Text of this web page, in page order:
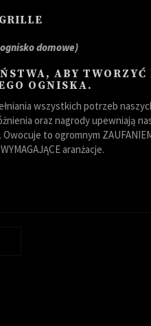
domowe)
ABY
OGNISKA.
wszystkich potrzeb
oraz nagrody upewniają
to ogromnym
aranżacje.